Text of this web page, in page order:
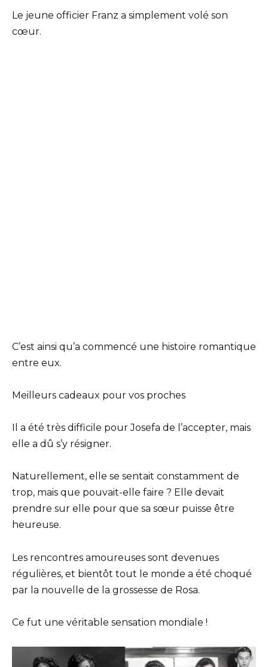
Le jeune officier Franz a simplement volé son
cœur.
C’est ainsi qu’a commencé une histoire romantique
entre eux.
Meilleurs cadeaux pour vos proches
Il a été très difficile pour Josefa de l’accepter, mais
elle a dû s’y résigner.
Naturellement, elle se sentait constamment de
trop, mais que pouvait-elle faire ? Elle devait
prendre sur elle pour que sa sœur puisse être
heureuse.
Les rencontres amoureuses sont devenues
régulières, et bientôt tout le monde a été choqué
par la nouvelle de la grossesse de Rosa.
Ce fut une véritable sensation mondiale !